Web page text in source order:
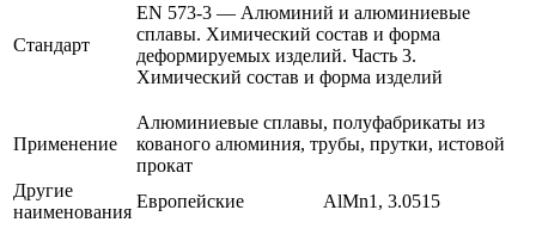
Стандарт
EN 573-3 — Алюминий и алюминиевые
сплавы. Химический состав и форма
деформируемых изделий. Часть 3.
Химический состав и форма изделий
Применение
Алюминиевые сплавы, полуфабрикаты из
кованого алюминия, трубы, прутки, истовой
прокат
Другие
наименования
Европейские AlMn1, 3.0515